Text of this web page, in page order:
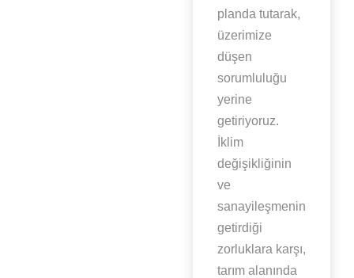
planda tutarak,
üzerimize
düşen
sorumluluğu
yerine
getiriyoruz.
İklim
değişikliğinin
ve
sanayileşmenin
getirdiği
zorluklara karşı,
tarım alanında